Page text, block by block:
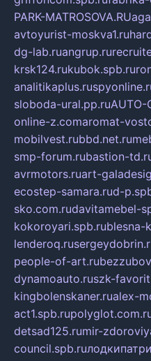
PARK-MATROSOVA.RU
avtoyurist-moskva1.ru
dg-lab.ruangrup.ru
krsk124.rukubok.spb.ru
analitikaplus.ru
sloboda-ural.pp.ruAUTO-
online-z.comaromat-
mobilvest.rubbd.net.ru
smp-forum.rubastion-
avrmotors.ruart-
ecostep-samara.rud-
sko.com.rudavitamebel-
kokoroyari.spb.rublesna-
lenderoq.ru
people-of-art.ru
dynamoauto.ruszk-
kingbolenskaner.rualex-
act1.spb.ru
detsad125.rumir-
council.spb.ru